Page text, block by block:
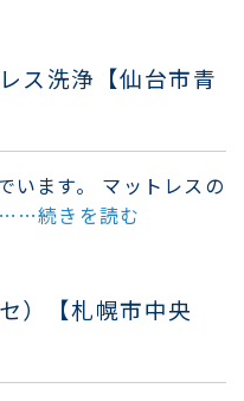
ス洗浄【仙台市青
います。 マットレスの
……続きを読む
）【札幌市中央